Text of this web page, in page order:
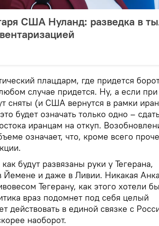
США Нуланд: разведка в
плацдарм, где придется
случае придется. Ну, а если
сняты (и США вернутся в рамки
будет означать только одно –
иранцам на откуп.
означает, что, кроме всего
будут развязаны руки у Тегерана,
и даже в Ливии. Никакая
Тегерану, как этого хотели бы
враз подомнет под себя целый
действовать в единой связке с
наоборот.